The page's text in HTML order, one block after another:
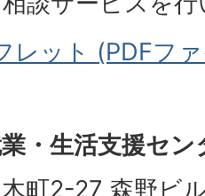
レット (PDFフ
・生活支援セ
町2-27 森野ビ